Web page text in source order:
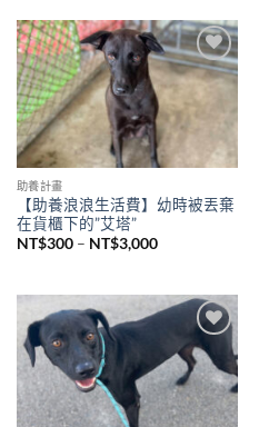
Add to
助養計畫
【助養浪浪生活費】幼時被丟棄
在貨櫃下的”艾塔”
NT$300 – NT$3,000
Add to
wishlist